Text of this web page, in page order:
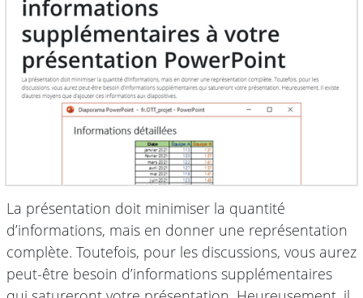
La présentation doit minimiser la quantité
d’informations, mais en donner une représentation
complète. Toutefois, pour les discussions, vous aurez
peut-être besoin d’informations supplémentaires